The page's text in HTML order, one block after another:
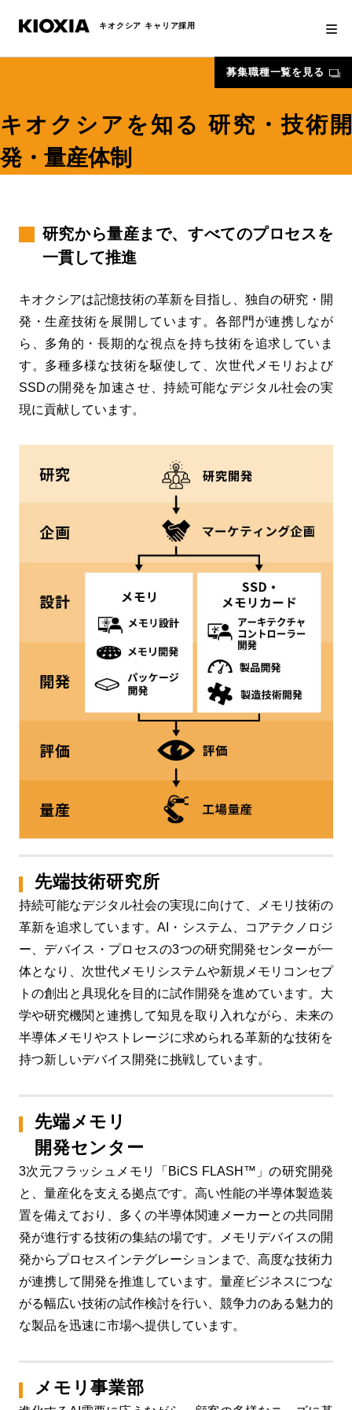
キオクシア キャリア採用
募集職種一覧を見る
キオクシアを知る 研究・技術開
発・量産体制
研究から量産まで、すべてのプロセスを
一貫して推進
キオクシアは記憶技術の革新を目指し、独自の研究・開
発・生産技術を展開しています。各部門が連携しなが
ら、多角的・長期的な視点を持ち技術を追求していま
す。多種多様な技術を駆使して、次世代メモリおよび
SSDの開発を加速させ、持続可能なデジタル社会の実
現に貢献しています。
先端技術研究所
持続可能なデジタル社会の実現に向けて、メモリ技術の
革新を追求しています。AI・システム、コアテクノロジ
ー、デバイス・プロセスの3つの研究開発センターが一
体となり、次世代メモリシステムや新規メモリコンセプ
トの創出と具現化を目的に試作開発を進めています。大
学や研究機関と連携して知見を取り入れながら、未来の
半導体メモリやストレージに求められる革新的な技術を
持つ新しいデバイス開発に挑戦しています。
先端メモリ
開発センター
3次元フラッシュメモリ「BiCS FLASH™」の研究開発
と、量産化を支える拠点です。高い性能の半導体製造装
置を備えており、多くの半導体関連メーカーとの共同開
発が進行する技術の集結の場です。メモリデバイスの開
発からプロセスインテグレーションまで、高度な技術力
が連携して開発を推進しています。量産ビジネスにつな
がる幅広い技術の試作検討を行い、競争力のある魅力的
な製品を迅速に市場へ提供しています。
メモリ事業部